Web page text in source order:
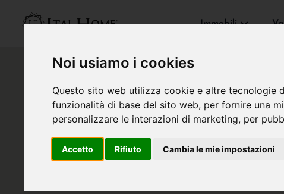
Noi usiamo i cookies
Questo sito web utilizza cookie e altre tecnologie
funzionalità di base del sito web, per fornire una
personalizzare le interazioni di marketing, per
Accetto Rifiuto Cambia le mie impostazioni
Immobili